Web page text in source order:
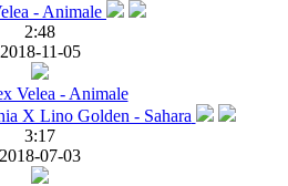
2:48
2018-11-05
Velea - Animale
3:17
2018-07-03